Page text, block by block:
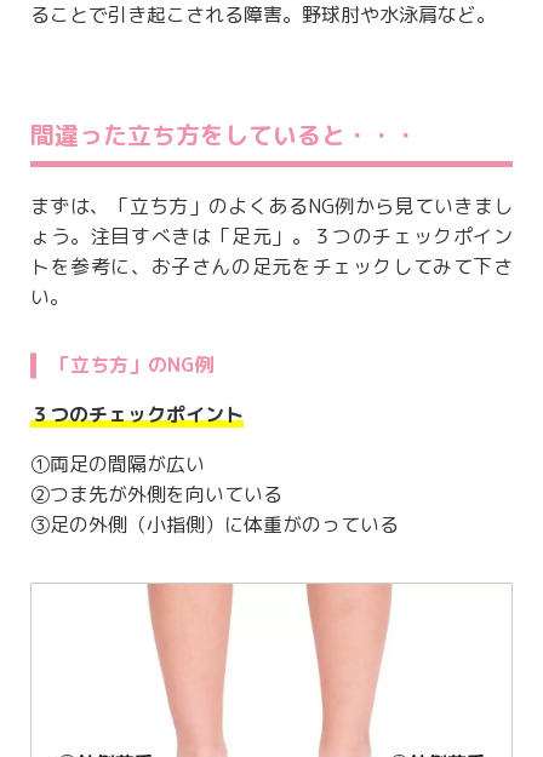
ることで引き起こされる障害。野球肘や水泳肩など。
間違った立ち方をしていると・・・
まずは、「立ち方」のよくあるNG例から見ていきまし
ょう。注目すべきは「足元」。３つのチェックポイン
トを参考に、お子さんの足元をチェックしてみて下さ
い。
「立ち方」のNG例
３つのチェックポイント
①両足の間隔が広い
②つま先が外側を向いている
③足の外側（小指側）に体重がのっている